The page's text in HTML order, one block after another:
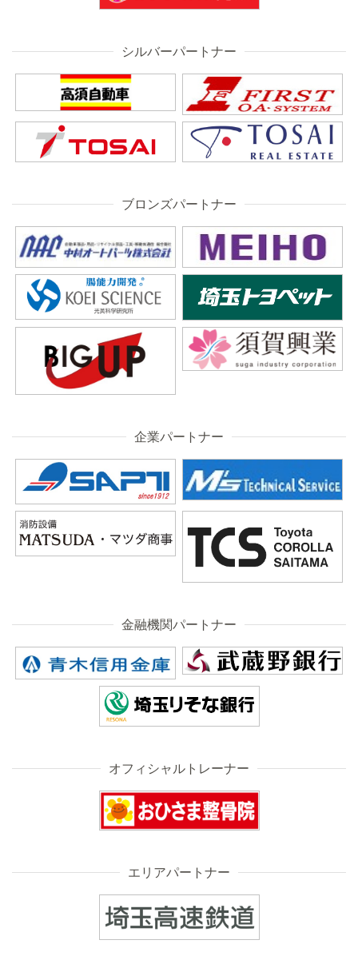
シルバーパートナー
ブロンズパートナー
企業パートナー
金融機関パートナー
オフィシャルトレーナー
エリアパートナー